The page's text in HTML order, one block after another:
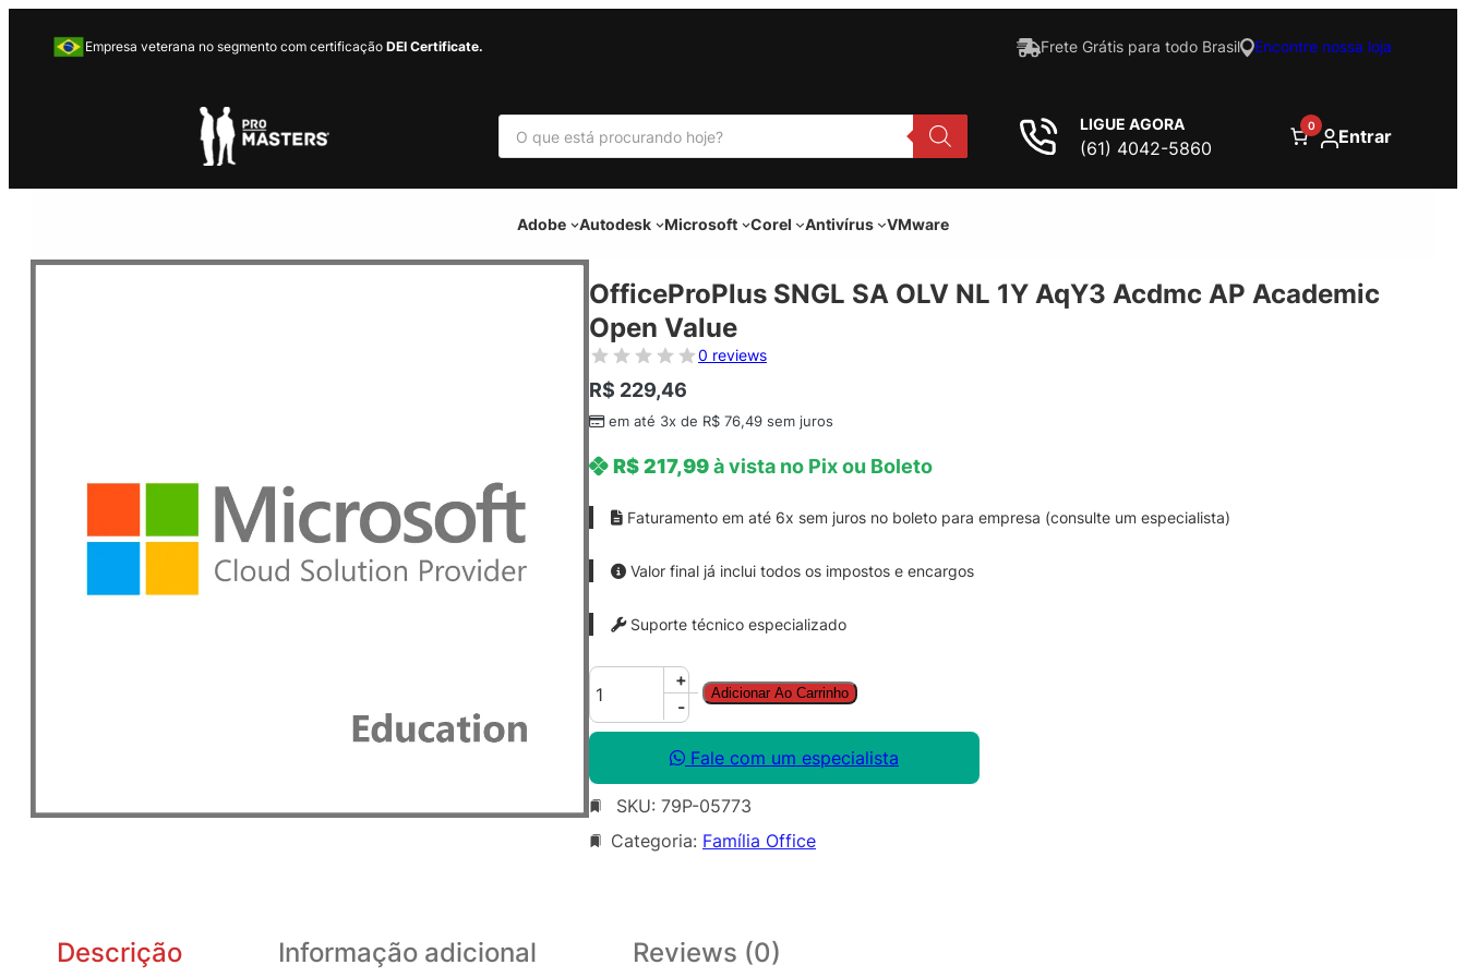
Empresa veterana no segmento com certificação DEI Certificate. Frete Grátis para todo Brasil Encontre nossa loja
P
s
u
r
LIGUE AGORA
(61) 4042-5860
0 Entrar
Adobe Autodesk Microsoft Corel Antivírus VMware
OfficeProPlus SNGL SA OLV NL 1Y AqY3 Acdmc AP Academic
Open Value
0 reviews
R$ 229,46
em até 3x de R$ 76,49 sem juros
R$217,99à vista no Pix ou Boleto
Faturamento em até 6x sem juros no boleto para empresa (consulte um especialista)
Valor final já inclui todos os impostos e encargos
Suporte técnico especializado
O
f
c
e
P
+
-
Adicionar Ao Carrinho
Fale com um especialista
SKU: 79P-05773
Categoria: Família Office
Descrição Informação adicional Reviews (0)